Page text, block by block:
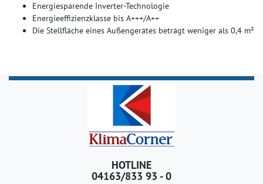
Energiesparende Inverter-Technologie
Energieeffizienzklasse bis A+++/A++
Die Stellfläche eines Außengerätes beträgt weniger als 0,4 m²
HOTLINE
04163/833 93 - 0